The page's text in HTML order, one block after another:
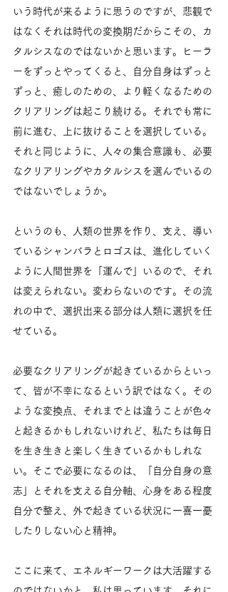
いう時代が来るように思うのですが、悲観で
はなくそれは時代の変換期だからこその、カ
タルシスなのではないかと思います。ヒーラ
ーをずっとやってくると、自分自身はずっと
ずっと、癒しのための、より軽くなるための
クリアリングは起こり続ける。それでも常に
前に進む、上に抜けることを選択している。
それと同じように、人々の集合意識も、必要
なクリアリングやカタルシスを選んでいるの
ではないでしょうか。
というのも、人類の世界を作り、支え、導い
ているシャンバラとロゴスは、進化していく
ように人間世界を「運んで」いるので、それ
は変えられない。変わらないのです。その流
れの中で、選択出来る部分は人類に選択を任
せている。
必要なクリアリングが起きているからといっ
て、皆が不幸になるという訳ではなく。その
ような変換点、それまでとは違うことが色々
と起きるかもしれないけれど、私たちは毎日
を生き生きと楽しく生きているかもしれな
い。そこで必要になるのは、「自分自身の意
志」とそれを支える自分軸、心身をある程度
自分で整え、外で起きている状況に一喜一憂
したりしない心と精神。
ここに来て、エネルギーワークは大活躍する